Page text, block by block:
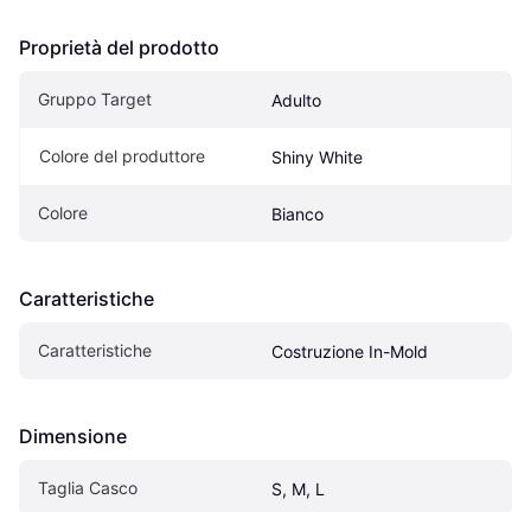
Proprietà del prodotto
Gruppo Target Adulto
Colore del produttore Shiny White
Colore Bianco
Caratteristiche
Caratteristiche Costruzione In-Mold
Dimensione
Taglia Casco S, M, L